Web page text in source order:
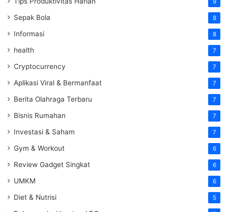
Sepak Bola 8
Informasi 8
health 7
Cryptocurrency 7
Aplikasi Viral & Bermanfaat 7
Berita Olahraga Terbaru 7
Bisnis Rumahan 7
Investasi & Saham 7
Gym & Workout 6
Review Gadget Singkat 6
UMKM 6
Diet & Nutrisi 5